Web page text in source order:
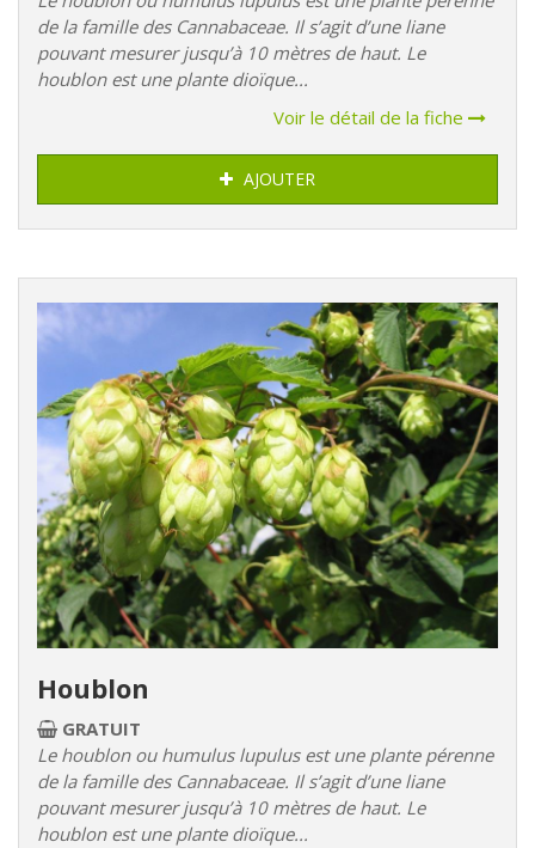
de la famille des Cannabaceae. Il s’agit d’une liane
pouvant mesurer jusqu’à 10 mètres de haut. Le
houblon est une plante dioïque...
Voir le détail de la fiche
AJOUTER
Houblon
GRATUIT
Le houblon ou humulus lupulus est une plante pérenne
de la famille des Cannabaceae. Il s’agit d’une liane
pouvant mesurer jusqu’à 10 mètres de haut. Le
houblon est une plante dioïque...